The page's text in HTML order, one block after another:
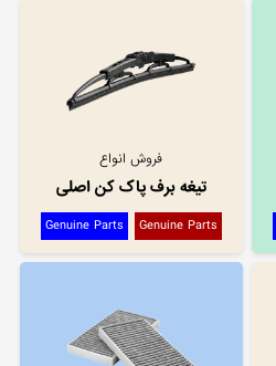
فروش انواع
تیغه برف پاک کن اصلی
Genuine Parts
Genuine Parts